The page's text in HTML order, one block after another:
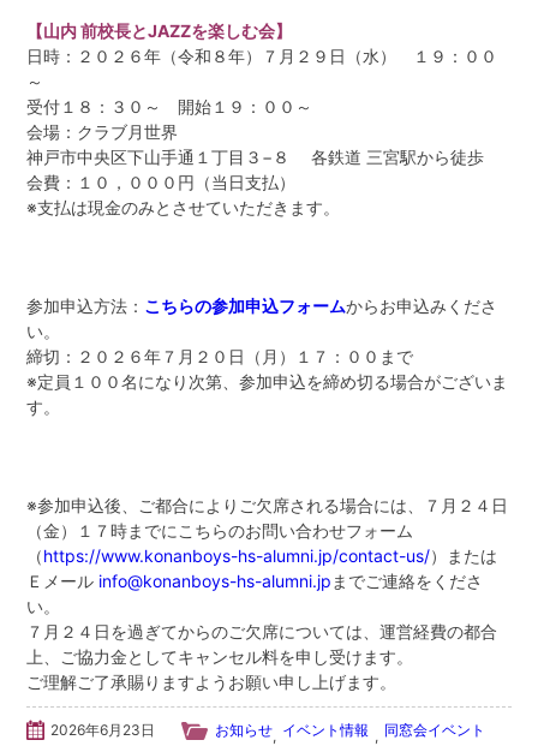
お問い合わせ
学校法人甲南学園
甲南小学校・甲南幼稚園
検
【山内 前校長とJAZZを楽しむ会】
日時：２０２６年（令和８年）７月２９日（水） １９：００
～
受付１８：３０～ 開始１９：００～
会場：クラブ月世界
神戸市中央区下山手通１丁目３−８ 各鉄道 三宮駅から徒歩
会費：１０，０００円（当日支払）
※支払は現金のみとさせていただきます。
参加申込方法： こちらの参加申込フォームからお申込みくださ
い。
締切：２０２６年７月２０日（月）１７：００まで
※定員１００名になり次第、参加申込を締め切る場合がございま
す。
※参加申込後、ご都合によりご欠席される場合には、７月２４日
（金）１７時までにこちらのお問い合わせフォーム
（https://www.konanboys-hs-alumni.jp/contact-us/）または
Ｅメール info@konanboys-hs-alumni.jp までご連絡をくださ
い。
７月２４日を過ぎてからのご欠席については、運営経費の都合
上、ご協力金としてキャンセル料を申し受けます。
ご理解ご了承賜りますようお願い申し上げます。
2026年6月23日 お知らせ, イベント情報 , 同窓会イベント